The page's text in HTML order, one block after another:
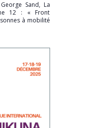
Sand, La
12 : « Front
à mobilité